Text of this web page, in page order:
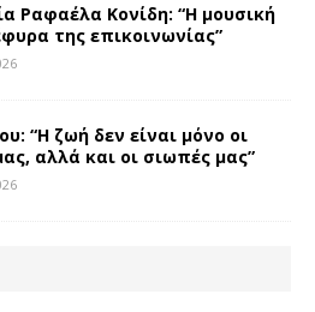
Ραφαέλα Κονίδη: “Η μουσική
της επικοινωνίας”
“Η ζωή δεν είναι μόνο οι
αλλά και οι σιωπές μας”